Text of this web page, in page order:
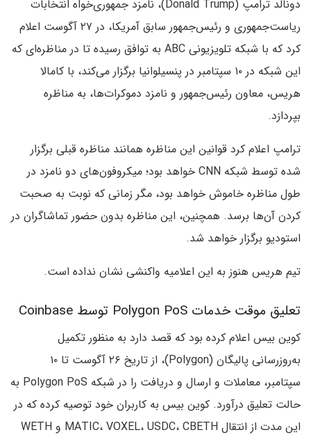
دونالد ترامپ (Donald Trump)، نامزد جمهوری‌خواه انتخابات
ریاست‌جمهوری و رئیس‌جمهور سابق آمریکا، در ۲۷ آگوست اعلام
کرد که با شبکه تلویزیونی ABC به توافق رسیده تا در مناظره‌ای که
این شبکه در ۱۰ سپتامبر در پنسیلوانیا برگزار می‌کند، با کامالا
هریس، معاون رئیس‌جمهور و نامزد دموکرات‌ها، به مناظره
بپردازد.
ترامپ اعلام کرد قوانین این مناظره همانند مناظره قبلی برگزار
شده توسط شبکه CNN خواهد بود؛ میکروفون‌های دو نامزد در
طول مناظره خاموش خواهد بود، مگر زمانی که نوبت به صحبت
کردن آن‌ها برسد. همچنین، این مناظره بدون حضور تماشاگران در
استودیو برگزار خواهد شد.
تیم هریس هنوز به این اعلامیه واکنشی نشان نداده است.
تعلیق موقت خدمات Polygon PoS توسط Coinbase
کوین بیس اعلام کرده بود که قصد دارد به منظور تکمیل
به‌روزرسانی پالیگان (Polygon)، از تاریخ ۲۶ آگوست تا ۱۰
سپتامبر، معاملات و ارسال و دریافت را در شبکه Polygon PoS به
حالت تعلیق درآورد. کوین بیس به کاربران خود توصیه کرده که در
این مدت از انتقال MATIC، VOXEL، USDC، CBETH و WETH